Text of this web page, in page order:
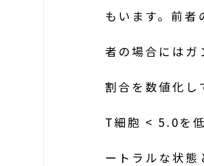
もいます。前
者の場合にはガ
割合を数値化
T細胞 < 5.0を
ートラルな状態